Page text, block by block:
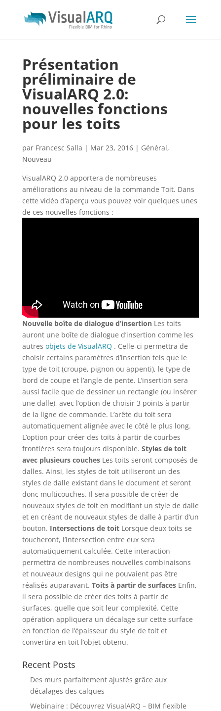
Présentation
préliminaire de
VisualARQ 2.0:
nouvelles fonctions
pour les toits
par Francesc Salla | Mar 23, 2016| Général,
Nouveau
VisualARQ 2.0 apportera de nombreuses
améliorations au niveau de la commande Toit. Dans
cette vidéo d’aperçu vous pouvez voir quelques unes
de ces nouvelles fonctions :
Nouvelle boîte de dialogue d’insertionLes toits
auront une boîte de dialogue d’insertion comme les
autres objets de VisualARQ . Celle-ci permettra de
choisir certains paramètres d’insertion tels que le
type de toit (croupe, pignon ou appenti), le type de
bord de coupe et l’angle de pente. L’insertion sera
aussi facile que de dessiner un rectangle (ou insérer
une dalle), avec l’option de choisir 3 points à partir
de la ligne de commande. L’arête du toit sera
automatiquement alignée avec le côté le plus long.
L’option pour créer des toits à partir de courbes
frontières sera toujours disponible. Styles de toit
avec plusieurs couchesLes toits seront composés de
dalles. Ainsi, les styles de toit utiliseront un des
styles de dalle existant dans le document et seront
donc multicouches. Il sera possible de créer de
nouveaux styles de toit en modifiant un style de dalle
et en créant de nouveaux styles de dalle à partir d’un
bouton. Intersections de toitLorsque deux toits se
toucheront, l’intersection entre eux sera
automatiquement calculée. Cette interaction
permettra de nombreuses nouvelles combinaisons
et nouveaux designs qui ne pouvaient pas être
réalisés auparavant. Toits à partir de surfacesEnfin,
il sera possible de créer des toits à partir de
surfaces, quelle que soit leur complexité. Cette
opération appliquera un décalage sur cette surface
en fonction de l’épaisseur du style de toit et
convertira en toit l’objet obtenu.
Recent Posts
Des murs parfaitement ajustés grâce aux
décalages des calques
Webinaire : Découvrez VisualARQ – BIM flexible